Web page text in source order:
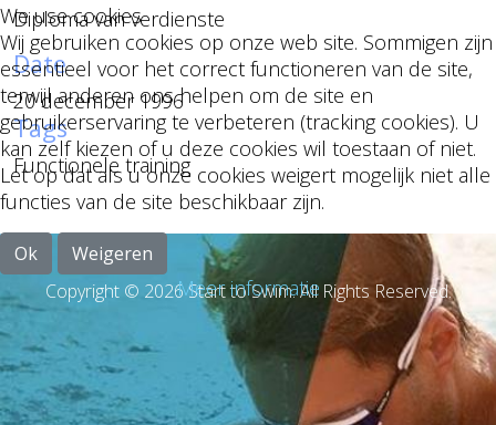
Diploma van verdienste
Date
20 december 1996
Tags
Functionele training
Copyright © 2026 Start to Swim. All Rights Reserved.
We use cookies
Wij gebruiken cookies op onze web site. Sommigen zijn
essentieel voor het correct functioneren van de site,
terwijl anderen ons helpen om de site en
gebruikerservaring te verbeteren (tracking cookies). U
kan zelf kiezen of u deze cookies wil toestaan of niet.
Let op dat als u onze cookies weigert mogelijk niet alle
functies van de site beschikbaar zijn.
Ok Weigeren
Meer informatie